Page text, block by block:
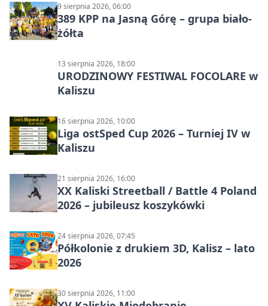
9 sierpnia 2026, 06:00
389 KPP na Jasną Górę – grupa biało-
żółta
13 sierpnia 2026, 18:00
URODZINOWY FESTIWAL FOCOLARE w
Kaliszu
16 sierpnia 2026, 10:00
Liga ostSped Cup 2026 – Turniej IV w
Kaliszu
21 sierpnia 2026, 16:00
XX Kaliski Streetball / Battle 4 Poland
2026 – jubileusz koszykówki
24 sierpnia 2026, 07:45
Półkolonie z drukiem 3D, Kalisz – lato
2026
30 sierpnia 2026, 11:00